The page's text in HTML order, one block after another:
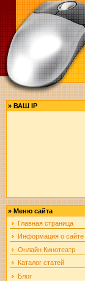
» ВАШ IP
» Меню сайта
Главная страница
Информация о сайте
Онлайн Кинотеатр
Каталог статей
Блог